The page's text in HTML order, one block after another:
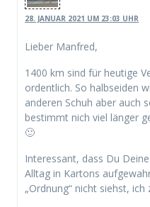
28. JANUAR 2021 UM 23:03 UHR
Lieber Manfred,
1400 km sind für heutige
ordentlich. So halbseiden
anderen Schuh aber auch
bestimmt nich viel länger
🙂
Interessant, dass Du
Alltag in Kartons
„Ordnung“ nicht siehst,